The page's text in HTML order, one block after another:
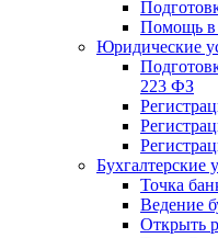
Помощь в
Юридические
223 ФЗ
Бухгалтерские
Точка
Ведение
Открыть